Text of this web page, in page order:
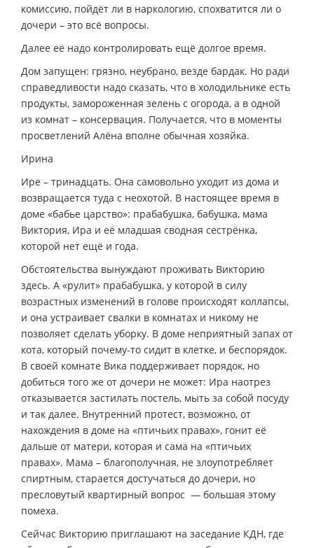
комиссию, пойдёт ли в наркологию, спохватится ли о
дочери – это всё вопросы.
Далее её надо контролировать ещё долгое время.
Дом запущен: грязно, неубрано, везде бардак. Но ради
справедливости надо сказать, что в холодильнике есть
продукты, замороженная зелень с огорода, а в одной
из комнат – консервация. Получается, что в моменты
просветлений Алёна вполне обычная хозяйка.
Ирина
Ире – тринадцать. Она самовольно уходит из дома и
возвращается туда с неохотой. В настоящее время в
доме «бабье царство»: прабабушка, бабушка, мама
Виктория, Ира и её младшая сводная сестрёнка,
которой нет ещё и года.
Обстоятельства вынуждают проживать Викторию
здесь. А «рулит» прабабушка, у которой в силу
возрастных изменений в голове происходят коллапсы,
и она устраивает свалки в комнатах и никому не
позволяет сделать уборку. В доме неприятный запах от
кота, который почему-то сидит в клетке, и беспорядок.
В своей комнате Вика поддерживает порядок, но
добиться того же от дочери не может: Ира наотрез
отказывается застилать постель, мыть за собой посуду
и так далее. Внутренний протест, возможно, от
нахождения в доме на «птичьих правах», гонит её
дальше от матери, которая и сама на «птичьих
правах». Мама – благополучная, не злоупотребляет
спиртным, старается достучаться до дочери, но
пресловутый квартирный вопрос — большая этому
помеха.
Сейчас Викторию приглашают на заседание КДН, где